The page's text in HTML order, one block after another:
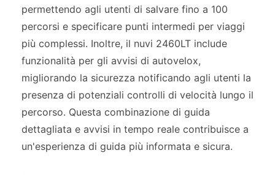
permettendo agli utenti di salvare fino a 100
percorsi e specificare punti intermedi per viaggi
più complessi. Inoltre, il nuvi 2460LT include
funzionalità per gli avvisi di autovelox,
migliorando la sicurezza notificando agli utenti la
presenza di potenziali controlli di velocità lungo il
percorso. Questa combinazione di guida
dettagliata e avvisi in tempo reale contribuisce a
un'esperienza di guida più informata e sicura.